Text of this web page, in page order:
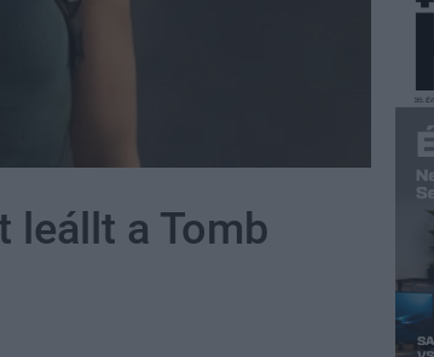
leállt a Tomb